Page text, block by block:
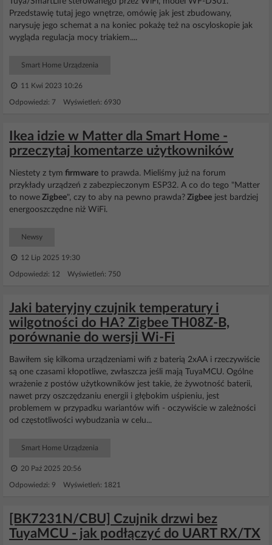
Przedstawię tutaj jego wnętrze, omówię jak jest zbudowany,
narysuję jego schemat a na koniec pokażę też na oscyloskopie jak
wygląda regulacja mocy triakiem....
Smart Home Urządzenia
11 Kwi 2023 10:26
Odpowiedzi: 7 Wyświetleń: 6930
Ikea idzie w Matter dla Smart Home -
przeczytaj komentarze użytkowników
Niestety z tym firmware to prawda. Mieliśmy już na forum
przykłady urządzeń z zabezpieczonym ESP32. A co do tego "Matter
to nowe Zigbee", czy to aby na pewno prawda? Zigbee jest bardziej
energooszczędne niż WiFi.
Newsy
12 Lip 2025 19:30
Odpowiedzi: 12 Wyświetleń: 750
Jaki bateryjny czujnik temperatury i
wilgotności do HA? Zigbee TH08Z-B,
porównanie do wersji Wi-Fi
Bawiłem się kilkoma urządzeniami wifi z baterią 2xAA i rzeczywiście
są one czasami kłopotliwe, zwłaszcza jeśli mają TuyaMCU. Ogólne
wrażenie z postów użytkowników jest takie, że żywotność baterii,
nawet przy oszczędzaniu energii i głębokim uśpieniu, jest
problemem w przypadku wariantów wifi - oczywiście w zależności
od częstotliwości wybudzania w celu...
Smart Home Urządzenia
20 Paź 2025 20:56
Odpowiedzi: 9 Wyświetleń: 1821
[BK7231N/CBU] Czujnik drzwi bez
TuyaMCU - jak podłączyć do UART RX/TX